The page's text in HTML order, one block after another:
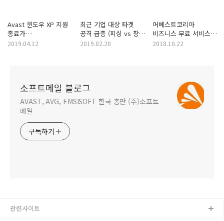
Avast 윈도우 XP 지원
종료가
마무리되었습니다
2019.04.12
최근 기업 대상 타겟
공격 급증 (피싱 vs 창
피싱 vs 포경 공격) -
2019.02.20
어베스트코리아
비즈니스 무료 서비스
종료안내
2018.10.22
소프트메일 블로그
AVAST, AVG, EMSISOFT 한국 총판 (주)소프트
메일
구독하기
관련사이트